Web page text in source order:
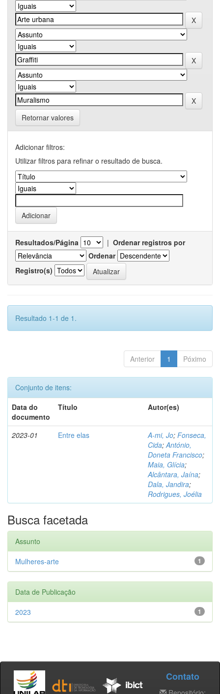
Retornar valores
Adicionar filtros:
Utilizar filtros para refinar o resultado de busca.
Resultados/Página | Ordenar registros por
Ordenar
Registro(s)
Resultado 1-1 de 1.
Anterior 1 Póximo
Conjunto de itens:
Data do
documento
Título Autor(es)
2023-01 Entre elas A-mi, Jo; Fonseca,
Cida;António,
Doneta Francisco;
Maia, Glícia;
Alcântara, Jaína;
Dala, Jandira;
Rodrigues, Joélia
Busca facetada
Assunto
1
Mulheres-arte
Data de Publicação
1
2023
Contato